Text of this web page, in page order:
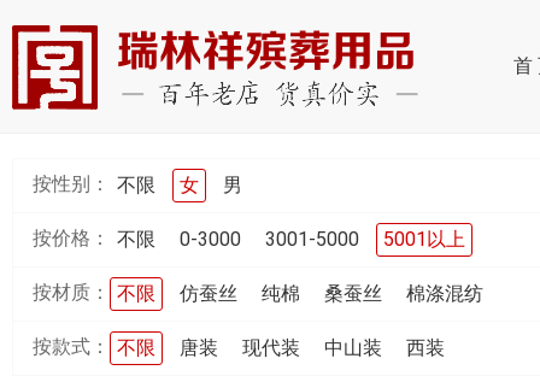
首
按性别： 不限 女 男
按价格： 不限 0-3000 3001-5000 5001以上
按材质： 不限 仿蚕丝 纯棉 桑蚕丝 棉涤混纺
按款式： 不限 唐装 现代装 中山装 西装